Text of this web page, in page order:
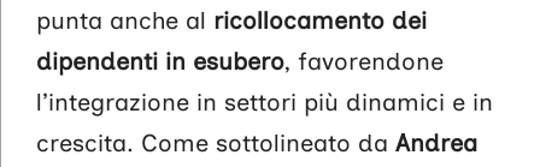
punta anche al ricollocamento dei
dipendenti in esubero, favorendone
l’integrazione in settori più dinamici e in
crescita. Come sottolineato da Andrea